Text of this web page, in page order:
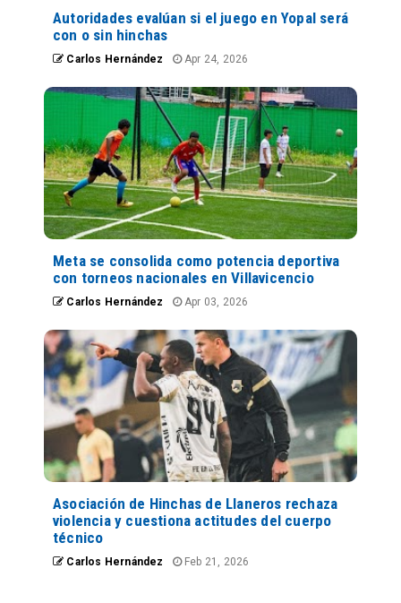
Autoridades evalúan si el juego en Yopal será
con o sin hinchas
Carlos Hernández Apr 24, 2026
Meta se consolida como potencia deportiva
con torneos nacionales en Villavicencio
Carlos Hernández Apr 03, 2026
Asociación de Hinchas de Llaneros rechaza
violencia y cuestiona actitudes del cuerpo
técnico
Carlos Hernández Feb 21, 2026